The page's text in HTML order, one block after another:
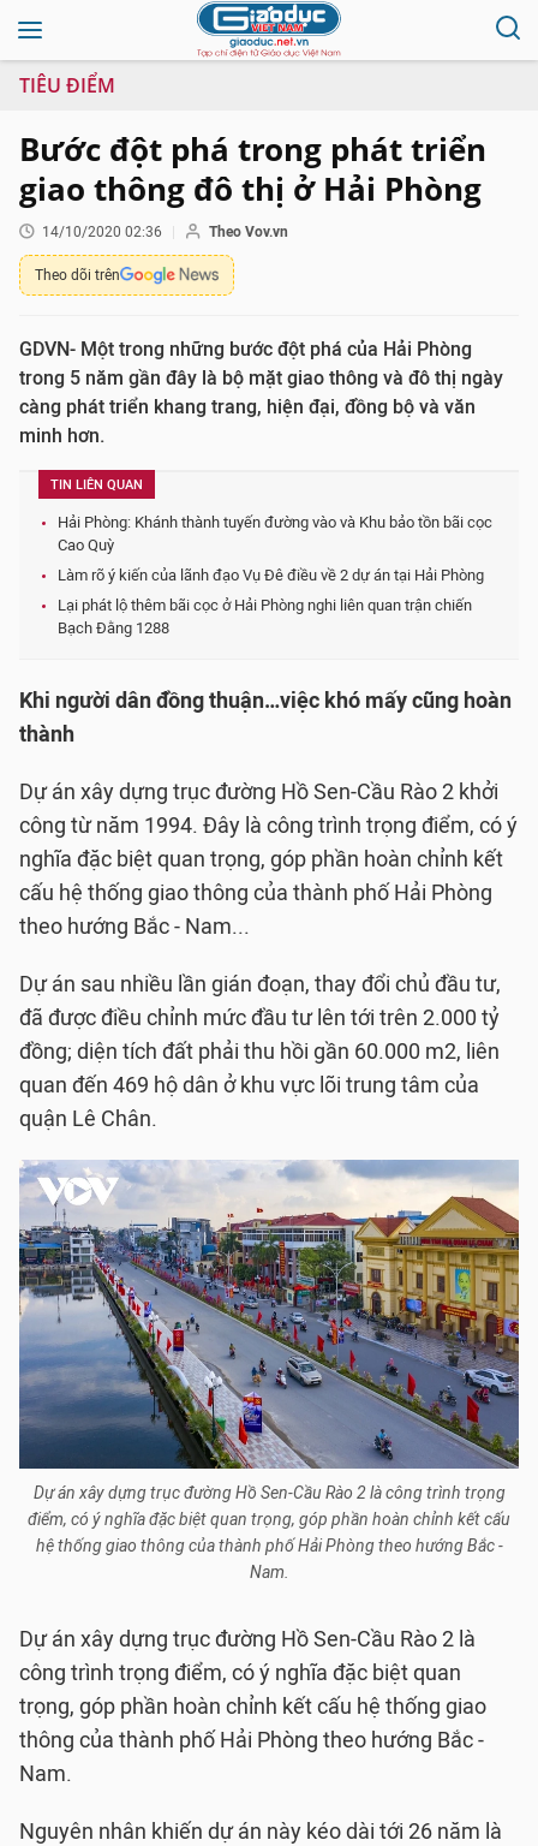
TIÊU ĐIỂM
Bước đột phá trong phát triển
giao thông đô thị ở Hải Phòng
14/10/2020 02:36 Theo Vov.vn
Theo dõi trên
GDVN- Một trong những bước đột phá của Hải Phòng
trong 5 năm gần đây là bộ mặt giao thông và đô thị ngày
càng phát triển khang trang, hiện đại, đồng bộ và văn
minh hơn.
TIN LIÊN QUAN
Hải Phòng: Khánh thành tuyến đường vào và Khu bảo tồn bãi cọc
Cao Quỳ
Làm rõ ý kiến của lãnh đạo Vụ Đê điều về 2 dự án tại Hải Phòng
Lại phát lộ thêm bãi cọc ở Hải Phòng nghi liên quan trận chiến
Bạch Đằng 1288
Khi người dân đồng thuận…việc khó mấy cũng hoàn
thành
Dự án xây dựng trục đường Hồ Sen-Cầu Rào 2 khởi
công từ năm 1994. Đây là công trình trọng điểm, có ý
nghĩa đặc biệt quan trọng, góp phần hoàn chỉnh kết
cấu hệ thống giao thông của thành phố Hải Phòng
theo hướng Bắc - Nam...
Dự án sau nhiều lần gián đoạn, thay đổi chủ đầu tư,
đã được điều chỉnh mức đầu tư lên tới trên 2.000 tỷ
đồng; diện tích đất phải thu hồi gần 60.000 m2, liên
quan đến 469 hộ dân ở khu vực lõi trung tâm của
quận Lê Chân.
Dự án xây dựng trục đường Hồ Sen-Cầu Rào 2 là công trình trọng
điểm, có ý nghĩa đặc biệt quan trọng, góp phần hoàn chỉnh kết cấu
hệ thống giao thông của thành phố Hải Phòng theo hướng Bắc -
Nam.
Dự án xây dựng trục đường Hồ Sen-Cầu Rào 2 là
công trình trọng điểm, có ý nghĩa đặc biệt quan
trọng, góp phần hoàn chỉnh kết cấu hệ thống giao
thông của thành phố Hải Phòng theo hướng Bắc -
Nam.
Nguyên nhân khiến dự án này kéo dài tới 26 năm là